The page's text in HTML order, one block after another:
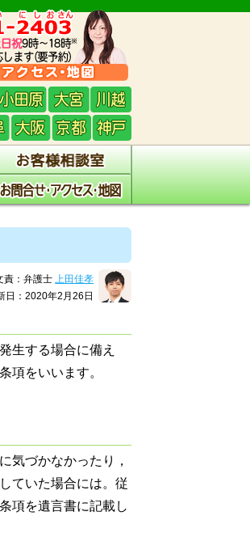
責：弁護士上田佳孝
日：2020年2月26日
生する場合に備え
項をいいます。
気づかなかったり，
ていた場合には。従
項を遺言書に記載し